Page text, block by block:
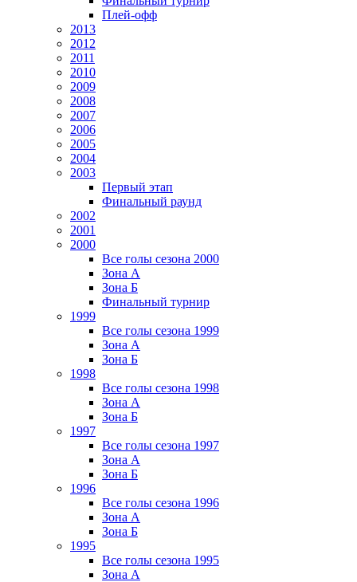
Плей-офф
2013
2012
2011
2010
2009
2008
2007
2006
2005
2004
2003
Первый этап
Финальный раунд
2002
2001
2000
Все голы сезона 2000
Зона А
Зона Б
Финальный турнир
1999
Все голы сезона 1999
Зона А
Зона Б
1998
Все голы сезона 1998
Зона А
Зона Б
1997
Все голы сезона 1997
Зона А
Зона Б
1996
Все голы сезона 1996
Зона А
Зона Б
1995
Все голы сезона 1995
Зона А